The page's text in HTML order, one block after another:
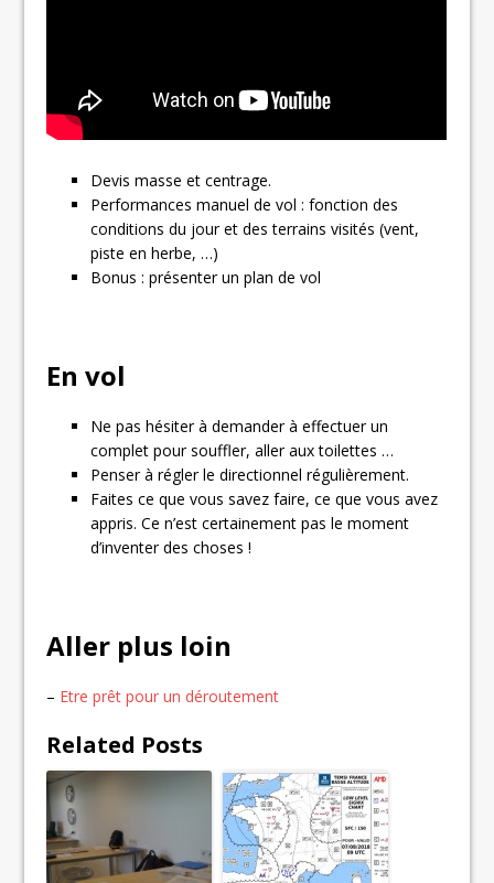
Devis masse et centrage.
Performances manuel de vol : fonction des
conditions du jour et des terrains visités (vent,
piste en herbe, …)
Bonus : présenter un plan de vol
En vol
Ne pas hésiter à demander à effectuer un
complet pour souffler, aller aux toilettes …
Penser à régler le directionnel régulièrement.
Faites ce que vous savez faire, ce que vous avez
appris. Ce n’est certainement pas le moment
d’inventer des choses !
Aller plus loin
– Etre prêt pour un déroutement
Related Posts